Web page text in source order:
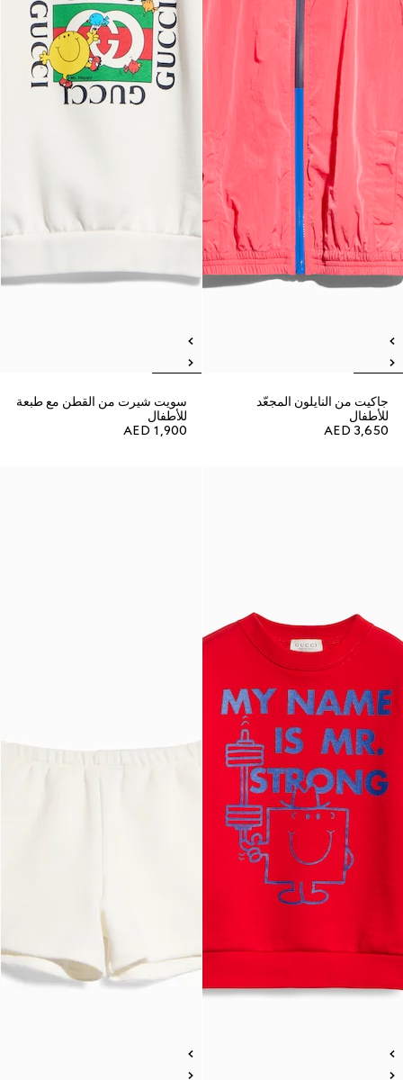
جاكيت من النايلون المجعّد
للأطفال
AED 3,650
سويت شيرت من القطن مع طبعة
للأطفال
AED 1,900